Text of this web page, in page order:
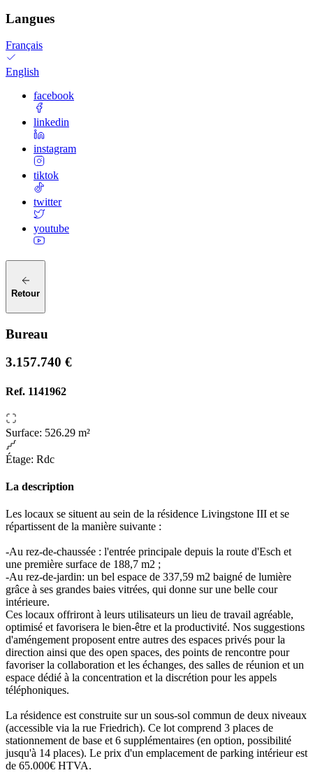
Langues
Français
English
facebook
linkedin
instagram
tiktok
twitter
youtube
Retour
Bureau
3.157.740 €
Ref. 1141962
Surface: 526.29 m²
Étage: Rdc
La description
Les locaux se situent au sein de la résidence Livingstone III et se
répartissent de la manière suivante :
-Au rez-de-chaussée : l'entrée principale depuis la route d'Esch et
une première surface de 188,7 m2 ;
-Au rez-de-jardin: un bel espace de 337,59 m2 baigné de lumière
grâce à ses grandes baies vitrées, qui donne sur une belle cour
intérieure.
Ces locaux offriront à leurs utilisateurs un lieu de travail agréable,
optimisé et favorisera le bien-être et la productivité. Nos suggestions
d'améngement proposent entre autres des espaces privés pour la
direction ainsi que des open spaces, des points de rencontre pour
favoriser la collaboration et les échanges, des salles de réunion et un
espace dédié à la concentration et la discrétion pour les appels
téléphoniques.
La résidence est construite sur un sous-sol commun de deux niveaux
(accessible via la rue Friedrich). Ce lot comprend 3 places de
stationnement de base et 6 supplémentaires (en option, possibilité
jusqu'à 14 places). Le prix d'un emplacement de parking intérieur est
de 65.000€ HTVA.